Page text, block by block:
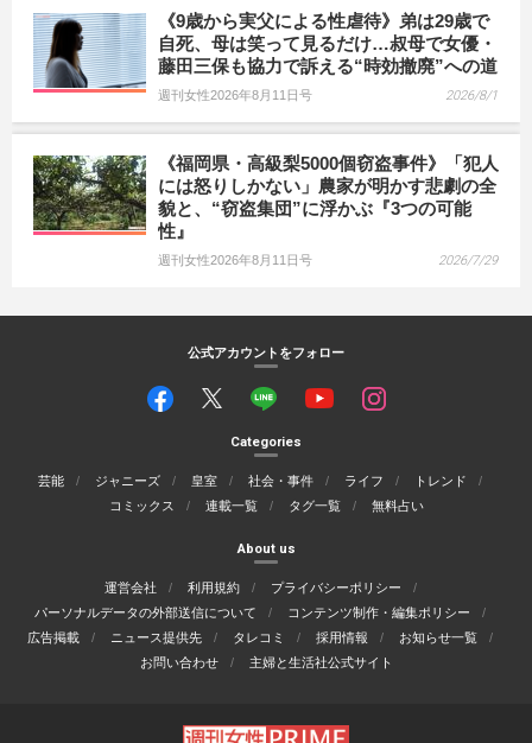
《9歳から実父による性虐待》弟は29歳で
自死、母は笑って見るだけ…叔母で女優・
藤田三保も協力で訴える“時効撤廃”への道
週刊女性2026年8月11日号 2026/8/1
《福岡県・高級梨5000個窃盗事件》「犯人
には怒りしかない」農家が明かす悲劇の全
貌と、“窃盗集団”に浮かぶ『3つの可能
性』
週刊女性2026年8月11日号 2026/7/29
公式アカウントをフォロー
Categories
芸能 ジャニーズ 皇室 社会・事件 ライフ
トレンド
コミックス
連載一覧 タグ一覧 無料占い
About us
運営会社 利用規約
プライバシーポリシー
パーソナルデータの外部送信について
コンテンツ制作・編集ポリシー
広告掲載
ニュース提供先 タレコミ 採用情報
お知らせ一覧
お問い合わせ
主婦と生活社公式サイト